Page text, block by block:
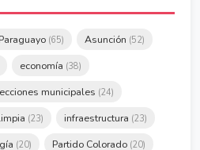
(65) Asunción (52)
economía (38)
municipales (24)
(23) infraestructura (23)
(20) Partido Colorado (20)